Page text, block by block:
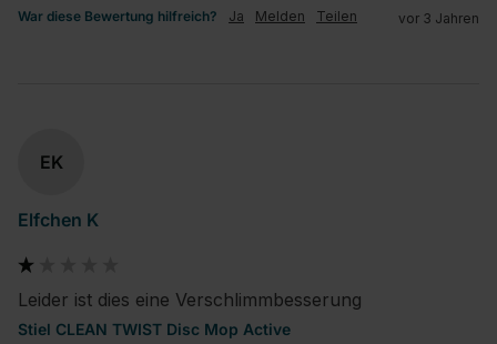
War diese Bewertung hilfreich? Ja Melden Teilen vor 3 Jahren
EK
Elfchen K
Leider ist dies eine Verschlimmbesserung
Stiel CLEAN TWIST Disc Mop Active